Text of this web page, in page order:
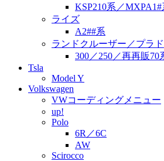
KSP210系／
ライズ
A2##系
ランドクルーザー／プラド
300／250／再再販70
Tsla
Model Y
Volkswagen
VWコーディングメニュー
up!
Polo
6R／6C
AW
Scirocco